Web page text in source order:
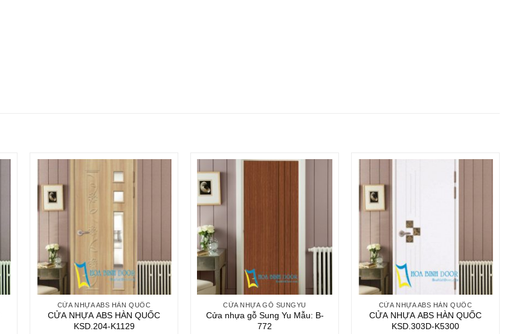
CỬA NHỰA ABS HÀN QUỐC
CỬA NHỰA ABS HÀN QUỐC
KSD.204-K1129
CỬA NHỰA GỖ SUNGYU
Cửa nhựa gỗ Sung Yu Mẫu: B-
772
CỬA NHỰA ABS HÀN QUỐC
CỬA NHỰA ABS HÀN QUỐC
KSD.303D-K5300